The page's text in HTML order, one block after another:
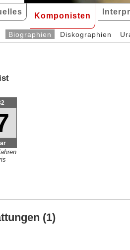
Komponisten
Biographien Diskographien
(1)